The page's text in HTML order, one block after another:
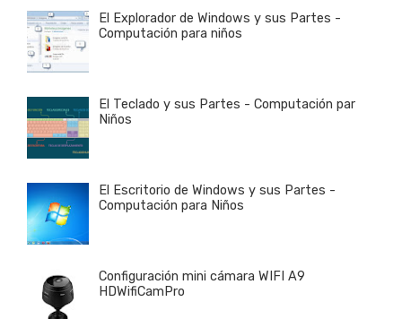
El Explorador de Windows y sus Partes -
Computación para niños
El Teclado y sus Partes - Computación par
Niños
El Escritorio de Windows y sus Partes -
Computación para Niños
Configuración mini cámara WIFI A9
HDWifiCamPro